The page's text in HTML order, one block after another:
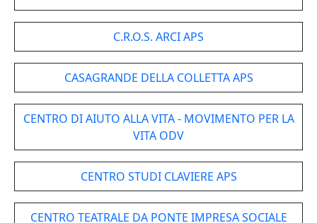
C.R.O.S. ARCI APS
CASAGRANDE DELLA COLLETTA APS
CENTRO DI AIUTO ALLA VITA - MOVIMENTO PER LA
VITA ODV
CENTRO STUDI CLAVIERE APS
CENTRO TEATRALE DA PONTE IMPRESA SOCIALE